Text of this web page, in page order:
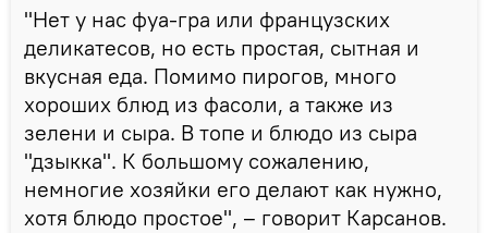
"Нет у нас фуа-гра или французских
деликатесов, но есть простая, сытная и
вкусная еда. Помимо пирогов, много
хороших блюд из фасоли, а также из
зелени и сыра. В топе и блюдо из сыра
"дзыкка". К большому сожалению,
немногие хозяйки его делают как нужно,
хотя блюдо простое", – говорит Карсанов.